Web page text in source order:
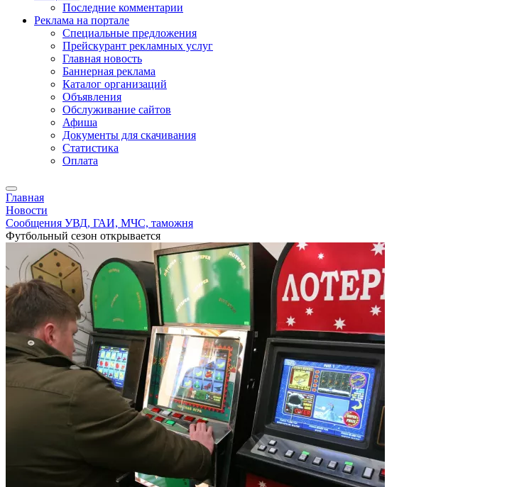
Последние комментарии
Реклама на портале
Специальные предложения
Прейскурант рекламных услуг
Главная новость
Баннерная реклама
Каталог организаций
Объявления
Обслуживание сайтов
Афиша
Документы для скачивания
Статистика
Оплата
Главная
Новости
Сообщения УВД, ГАИ, МЧС, таможня
Футбольный сезон открывается